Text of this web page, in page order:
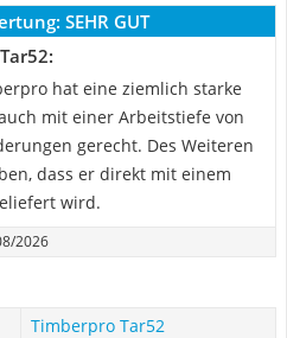
SEHR GUT
hat eine ziemlich starke
mit einer Arbeitstiefe von
gerecht. Des Weiteren
dass er direkt mit einem
wird.
2026
Timberpro Tar52